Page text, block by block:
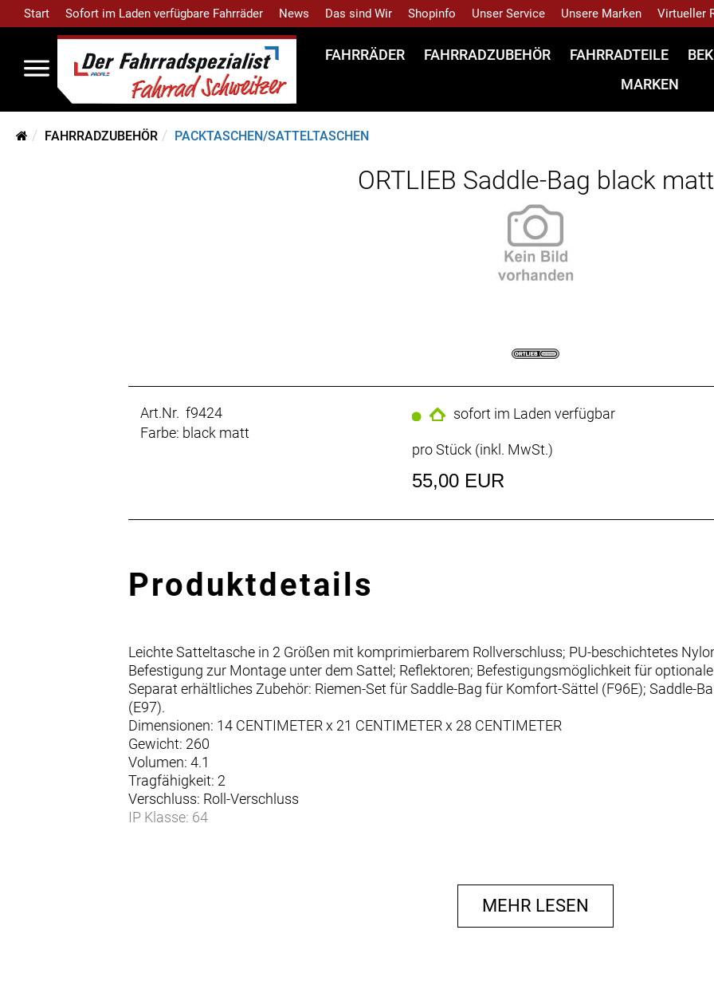
Start Sofort im Laden verfügbare Fahrräder News Das sind Wir Shopinfo Unser Service Unsere Marken Virtueller
FAHRRÄDER FAHRRADZUBEHÖR FAHRRADTEILE
MARKEN
FAHRRADZUBEHÖR PACKTASCHEN/SATTELTASCHEN
ORTLIEB Saddle-Bag black matt
Art.Nr. f9424
Farbe: black matt
sofort im Laden verfügbar
pro Stück (inkl. MwSt.)
55,00 EUR
Produktdetails
Leichte Satteltasche in 2 Größen mit komprimierbarem Rollverschluss; PU-beschichtetes
Befestigung zur Montage unter dem Sattel; Reflektoren; Befestigungsmöglichkeit für
Separat erhältliches Zubehör: Riemen-Set für Saddle-Bag für Komfort-Sättel (F96E); Saddle-
(E97).
Dimensionen: 14 CENTIMETER x 21 CENTIMETER x 28 CENTIMETER
Gewicht: 260
Volumen: 4.1
Tragfähigkeit: 2
Verschluss: Roll-Verschluss
IP Klasse: 64
MEHR LESEN